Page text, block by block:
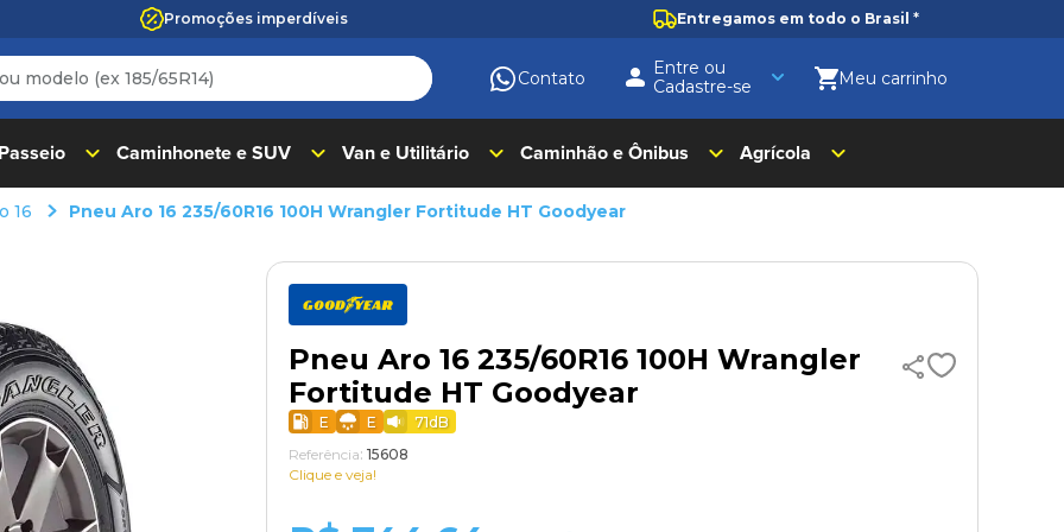
Promoções imperdíveis Entregamos em todo o Brasil *
(ex 185/65R14)
Contato
Entre ou
Cadastre-se
Caminhonete e SUV Van e Utilitário Caminhão e Ônibus Agrícola
16 Pneu Aro 16 235/60R16 100H Wrangler Fortitude HT Goodyear
Pneu Aro 16 235/60R16 100H Wrangler
Fortitude HT Goodyear
E E 71dB
Referência: 15608
Clique e veja!